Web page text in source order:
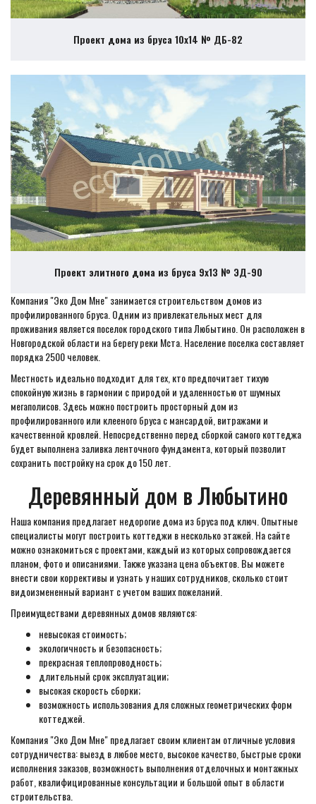
Проект дома из бруса 10х14 № ДБ-82
Проект элитного дома из бруса 9х13 № ЭД-90
Компания "Эко Дом Мне" занимается строительством домов из
профилированного бруса. Одним из привлекательных мест для
проживания является поселок городского типа Любытино. Он расположен в
Новгородской области на берегу реки Мста. Население поселка составляет
порядка 2500 человек.
Местность идеально подходит для тех, кто предпочитает тихую
спокойную жизнь в гармонии с природой и удаленностью от шумных
мегаполисов. Здесь можно построить просторный дом из
профилированного или клееного бруса с мансардой, витражами и
качественной кровлей. Непосредственно перед сборкой самого коттеджа
будет выполнена заливка ленточного фундамента, который позволит
сохранить постройку на срок до 150 лет.
Деревянный дом в Любытино
Наша компания предлагает недорогие дома из бруса под ключ. Опытные
специалисты могут построить коттеджи в несколько этажей. На сайте
можно ознакомиться с проектами, каждый из которых сопровождается
планом, фото и описаниями. Также указана цена объектов. Вы можете
внести свои коррективы и узнать у наших сотрудников, сколько стоит
видоизмененный вариант с учетом ваших пожеланий.
Преимуществами деревянных домов являются:
невысокая стоимость;
экологичность и безопасность;
прекрасная теплопроводность;
длительный срок эксплуатации;
высокая скорость сборки;
возможность использования для сложных геометрических форм
коттеджей.
Компания "Эко Дом Мне" предлагает своим клиентам отличные условия
сотрудничества: выезд в любое место, высокое качество, быстрые сроки
исполнения заказов, возможность выполнения отделочных и монтажных
работ, квалифицированные консультации и большой опыт в области
строительства.